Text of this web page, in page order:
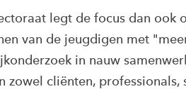
legt de focus dan ook
van de jeugdigen met
in nauw
zowel cliënten,